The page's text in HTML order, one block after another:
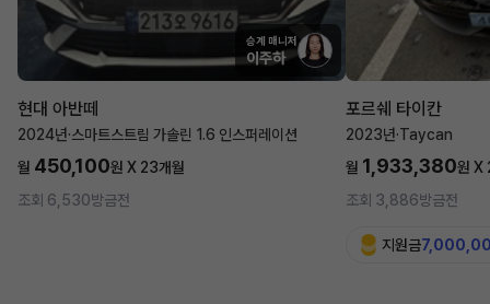
승계 매니저
이주하
현대 아반떼
2024년·스마트스트림 가솔린 1.6 인스퍼레이션
월 450,100원 X 23개월
조회 6,530방금전
포르쉐 타이칸
2023년·Taycan
월 1,933,380원 X
조회 3,886방금전
지원금